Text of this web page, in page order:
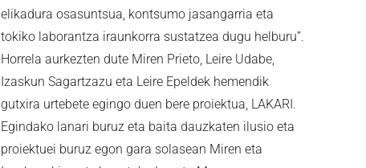
elikadura osasuntsua, kontsumo jasangarria eta
tokiko laborantza iraunkorra sustatzea dugu helburu”.
Horrela aurkezten dute Miren Prieto, Leire Udabe,
Izaskun Sagartzazu eta Leire Epeldek hemendik
gutxira urtebete egingo duen bere proiektua, LAKARI.
Egindako lanari buruz eta baita dauzkaten ilusio eta
proiektuei buruz egon gara solasean Miren eta